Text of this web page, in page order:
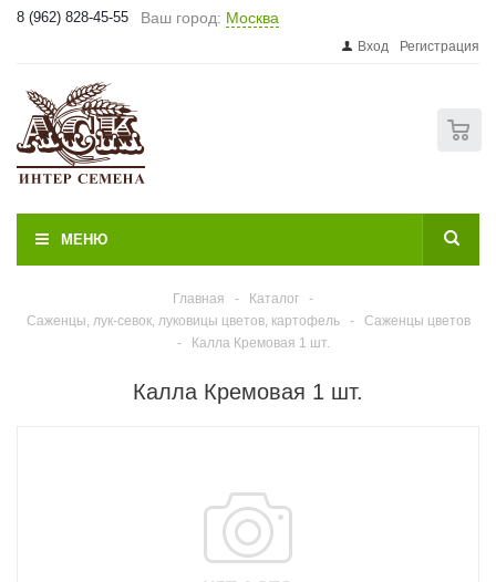
8 (962) 828-45-55 Ваш город: Москва
Вход Регистрация
МЕНЮ
Главная - Каталог
-
Саженцы, лук-севок, луковицы цветов, картофель
-
Саженцы цветов
-
Калла Кремовая 1 шт.
Калла Кремовая 1 шт.